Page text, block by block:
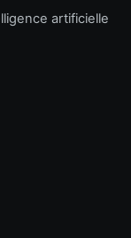
artificielle